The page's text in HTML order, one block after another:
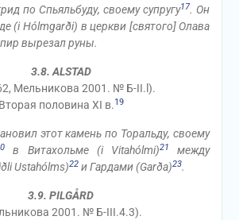
по Спьяльбуду, своему супругу17. Он
(i Hólmgarði) в церкви [святого] Олава
вырезал руны.
3.8. ALSTAD
Мельникова 2001. № Б-II.l).
Вторая половина XI в. 19
этот камень по Торальду, своему
в Витахольме (i Vitahólmi)21
между
Ustahólms)22и Гардами (Garða)23.
3.9. PILGÅRD
2001. № Б-III.4.3).